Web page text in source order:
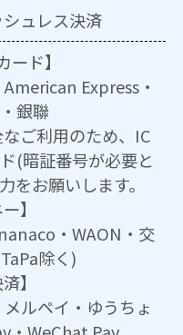
ュレス決済
ード】
Express・
銀聯
ご利用のため、IC
(暗証番号が必要と
をお願いします。
】
・WAON・交
除く)
】
ルペイ・ゆうちょ